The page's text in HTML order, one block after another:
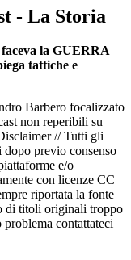
- La Storia
la GUERRA
tattiche e
Barbero focalizzato
non reperibili su
// Tutti gli
previo consenso
e/o
con licenze CC
riportata la fonte
di titoli originali troppo
contattateci